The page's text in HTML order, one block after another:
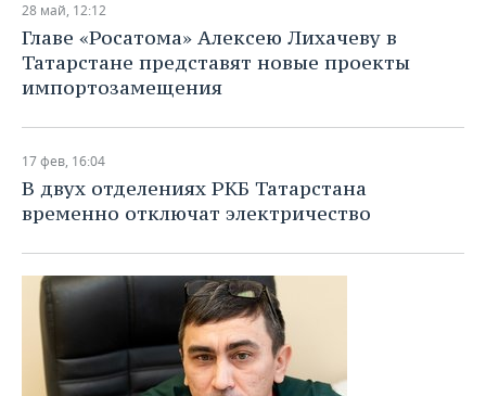
28 май, 12:12
Главе «Росатома» Алексею Лихачеву в
Татарстане представят новые проекты
импортозамещения
17 фев, 16:04
В двух отделениях РКБ Татарстана
временно отключат электричество